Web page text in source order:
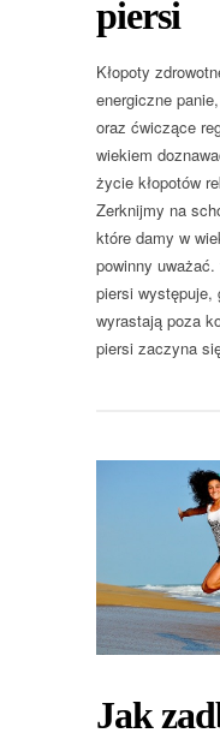
piersi
Kłopoty
energiczne
oraz ćwiczące
wiekiem
życie kłopotów
Zerknijmy na
które damy w
powinny
piersi występuje,
wyrastają poza
piersi zaczyna
Jak